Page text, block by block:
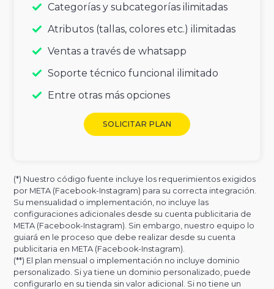
Categorías y subcategorías ilimitadas
Atributos (tallas, colores etc.) ilimitadas
Ventas a través de whatsapp
Soporte técnico funcional ilimitado
Entre otras más opciones
SOLICITAR PLAN
(*) Nuestro código fuente incluye los requerimientos exigidos
por META (Facebook-Instagram) para su correcta integración.
Su mensualidad o implementación, no incluye las
configuraciones adicionales desde su cuenta publicitaria de
META (Facebook-Instagram). Sin embargo, nuestro equipo lo
guiará en le proceso que debe realizar desde su cuenta
publicitaria en META (Facebook-Instagram).
(**) El plan mensual o implementación no incluye dominio
personalizado. Si ya tiene un dominio personalizado, puede
configurarlo en su tienda sin valor adicional. Si no tiene un